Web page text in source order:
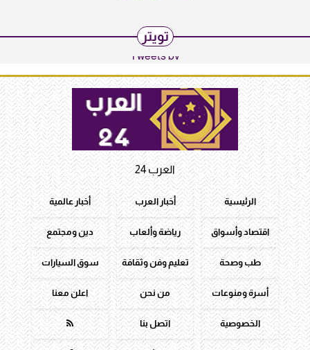
تويتر
Tweets by
العرب 24
الرئيسية أخبار العرب أخبار عالمية
اقتصاد وأسواق رياضة وألعاب دين ومجتمع
طب وصحة تعليم وفن وثقافة سوق السيارات
أسرة ومنوعات من نحن اعلن معنا
الخصوصية اتصل بنا 